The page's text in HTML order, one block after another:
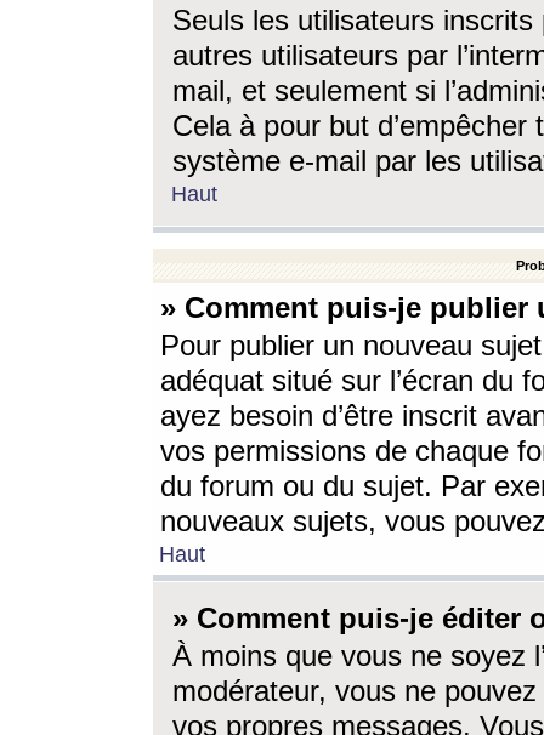
Seuls les utilisateurs
autres utilisateurs par
mail, et seulement si
Cela à pour but
système e-mail par les
Haut
» Comment puis-je
Pour publier un nouveau
adéquat situé sur l’écran du
ayez besoin d’être inscrit
vos permissions de chaque
du forum ou du sujet. Par
nouveaux sujets, vous
Haut
» Comment puis-je éditer
À moins que vous ne soyez
modérateur, vous ne
vos propres messages.